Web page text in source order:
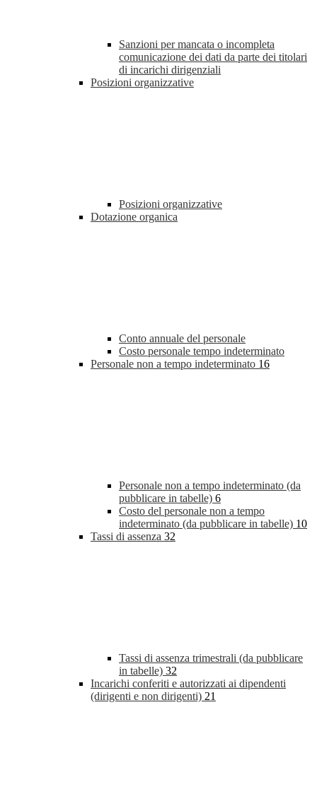
Sanzioni per mancata o incompleta
comunicazione dei dati da parte dei titolari
di incarichi dirigenziali
Posizioni organizzative
Posizioni organizzative
Dotazione organica
Conto annuale del personale
Costo personale tempo indeterminato
Personale non a tempo indeterminato 16
Personale non a tempo indeterminato (da
pubblicare in tabelle) 6
Costo del personale non a tempo
indeterminato (da pubblicare in tabelle) 10
Tassi di assenza 32
Tassi di assenza trimestrali (da pubblicare
in tabelle) 32
Incarichi conferiti e autorizzati ai dipendenti
(dirigenti e non dirigenti) 21